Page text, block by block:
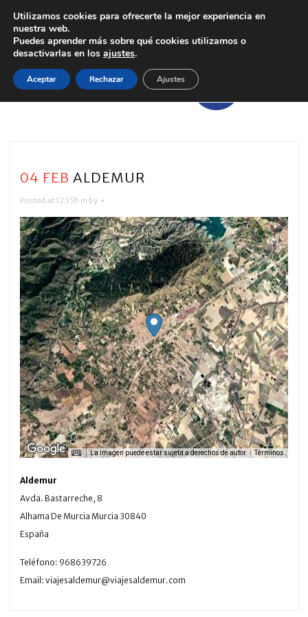
04 FEB ALDEMUR
Posted at 12:15h in by
La imagen puede estar sujeta a derechos de autor Términos
Aldemur
Avda. Bastarreche, 8
Alhama De Murcia Murcia 30840
España
Teléfono: 968639726
Email:viajesaldemur@viajesaldemur.com
Utilizamos cookies para ofrecerte la mejor experiencia en
nuestra web.
Puedes aprender más sobre qué cookies utilizamos o
desactivarlas en los ajustes.
Aceptar Rechazar Ajustes